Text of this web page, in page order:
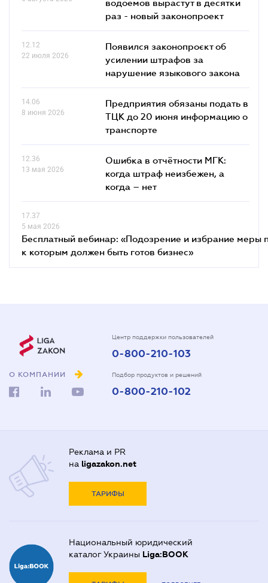
водоемов вырастут в десятки
раз - новый законопроект
12.12
22 июля 2026
Появился законопроєкт об
усилении штрафов за
нарушение языкового закона
14.06
8 июня 2026
Предприятия обязаны подать в
ТЦК до 20 июня информацию о
транспорте
12.36
13 мая 2026
Ошибка в отчётности МГК:
когда штраф неизбежен, а
когда – нет
17.37
5 мая 2026
Бесплатный вебинар: «Подозрение и избрание меры
к которым должен быть готов бизнес»
О КОМПАНИИ
Центр поддержки пользователей
0-800-210-103
Подбор продуктов и решений
0-800-210-102
Реклама и PR
на ligazakon.net
ТАРИФЫ
Национальный юридический
каталог Украины Liga:BOOK